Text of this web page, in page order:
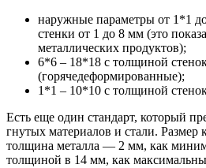
наружные параметры от 1*1
стенки от 1 до 8 мм (это
металлических продуктов);
6*6 – 18*18 с толщиной
(горячедеформированные);
1*1 – 10*10 с толщиной
Есть еще один стандарт, который
гнутых материалов и стали. Размер
толщина металла — 2 мм, как
толщиной в 14 мм, как